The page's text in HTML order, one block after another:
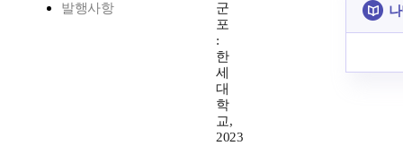
발행사항
군
포
:
한
세
대
학
교,
2023